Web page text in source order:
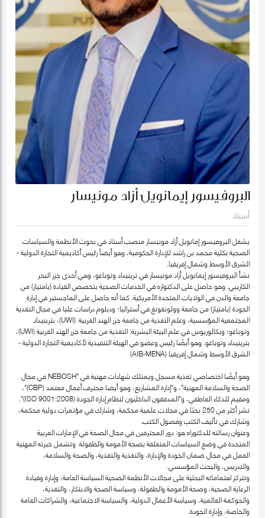
البروفيسور إيمانويل أزاد مونيسار
أستاذ
يشغل البروفيسور إمانويل أزاد مونيسار منصب أستاذ في بحوث الأنظمة والسياسات
الصحية بكلية محمد بن راشد للإدارة الحكومية، وهو أيضاً رئيس أكاديمية التجارة الدولية -
الشرق الأوسط وشمال إفريقيا.
نشأ البروفيسور إيمانويل أزاد مونيسار في ترينيداد وتوباغو، وهي أحدى جزر البحر
الكاريبي. وهو حاصل على الدكتواره في الخدمات الصحية بتخصص القيادة (بامتياز) من
جامعة والدن في الولايات المتحدة الأمريكية. كما أنه حاصل على الماجستير في إدارة
الجودة (بامتياز) من جامعة وولونغونغ في أستراليا؛ ودبلوم دراسات عليا في مجال التغذية
المجتمعية المؤسسية، وعلم التغذية من جامعة جزر الهند الغربية (UWI)، بترينيداد
وتوباغو؛ وبكالوريوس في علم البيئة البشرية: التغذية من جامعة جزر الهند الغربية (UWI)،
بترينيداد وتوباغو. وهو أيضًا رئيس وعضو في الهيئة التنفيذية لأكاديمية التجارة الدولية -
الشرق الأوسط وشمال إفريقيا (AIB-MENA)
وهو أيضًا اختصاصي تغذية مسجل ويمتلك شهادات مهنية في "NEBOSH في مجال
الصحة والسلامة المهنية"، و"إدارة المشاريع، وهو أيضا محترف أعمال معتمد (CBP)"،
ومقيم للذكاء العاطفي، و"المدققون الداخليون لنظام إدارة الجودة (ISO 9001:2008)".
نشر أكثر من 250 بحثا في مجلات علمية محكمة، وشارك في مؤتمرات دولية محكمة،
وشارك في تأليف الكتب وفصول الكتب.
وعنوان رسالته للدكتوراه هو: دور المحترفين في مجال الصحة في الإمارات العربية
المتحدة في وضع السياسات المتعلقة بصحة الأمومة والطفولة. وتشمل خبرته المهنية
العمل في مجال ضمان الجودة والإدارة، والتغذية والتغذية، والصحة والسلامة،
والتدريس، والبحث المؤسسي.
وتتركز اهتماماته البحثية على مجالات الأنظمة الصحية السياسة العامة، وإدارة وقيادة
الرعاية الصحية، وصحة الأمومة والطفولة، وسياسة الصحة والابتكار، والتغذية،
والحوكمة العالمية، وسياسة الأعمال الدولية، والسياسة الاجتماعية، والشراكات العامة
والخاصة، وإدارة الجودة.